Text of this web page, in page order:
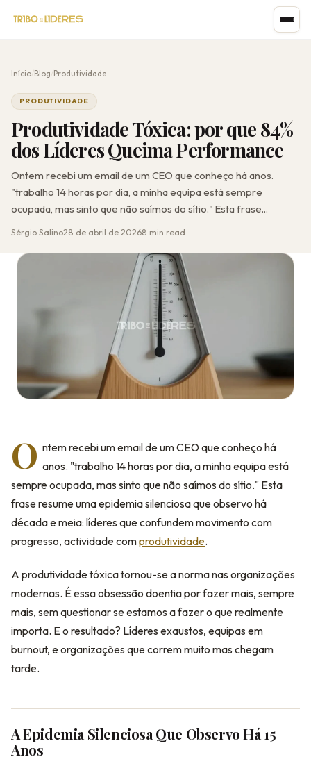
Início /Blog /Produtividade
PRODUTIVIDADE
Produtividade Tóxica: por que 84%
dos Líderes Queima Performance
Ontem recebi um email de um CEO que conheço há anos.
"trabalho 14 horas por dia, a minha equipa está sempre
ocupada, mas sinto que não saímos do sítio." Esta frase...
Sérgio Salino28 de abril de 20268 min read
O ntem recebi um email de um CEO que conheço há
anos. "trabalho 14 horas por dia, a minha equipa está
sempre ocupada, mas sinto que não saímos do sítio." Esta
frase resume uma epidemia silenciosa que observo há
década e meia: líderes que confundem movimento com
progresso, actividade comprodutividade.
A produtividade tóxica tornou-se a norma nas organizações
modernas. É essa obsessão doentia por fazer mais, sempre
mais, sem questionar se estamos a fazer o que realmente
importa. E o resultado? Líderes exaustos, equipas em
burnout, e organizações que correm muito mas chegam
tarde.
A Epidemia Silenciosa Que Observo Há 15
Anos